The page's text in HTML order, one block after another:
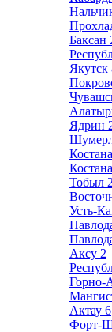
Баксан
Якутск
Ядрин
Тобыл 2
Усть-
Аксу 2
Горно-
Актау 6
Форт-